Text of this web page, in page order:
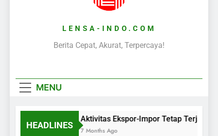
LENSA-INDO.COM
Berita Cepat, Akurat, Terpercaya!
MENU
HEADLINES
Aktivitas Ekspor-Impor Tetap Terjaga
7 Months Ago